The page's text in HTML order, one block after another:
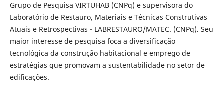
Grupo de Pesquisa VIRTUHAB (CNPq) e supervisora do
Laboratório de Restauro, Materiais e Técnicas Construtivas
Atuais e Retrospectivas - LABRESTAURO/MATEC. (CNPq). Seu
maior interesse de pesquisa foca a diversificação
tecnológica da construção habitacional e emprego de
estratégias que promovam a sustentabilidade no setor de
edificações.